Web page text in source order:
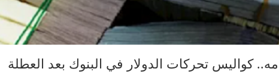
كواليس تحركات الدولار في البنوك بعد العطلة